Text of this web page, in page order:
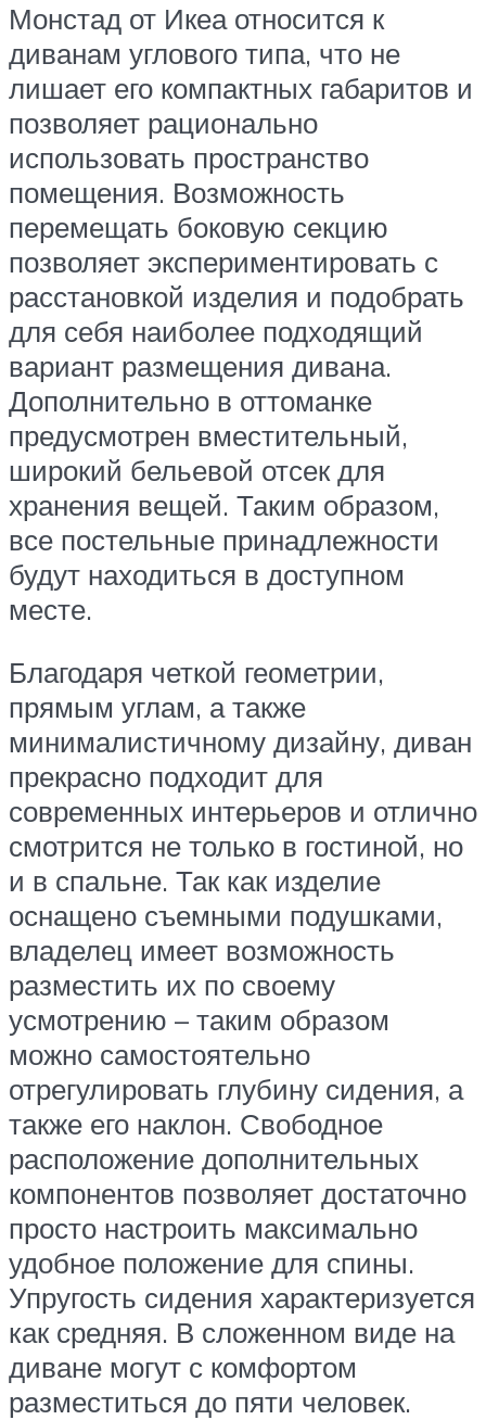
Монстад от Икеа относится к
диванам углового типа, что не
лишает его компактных габаритов и
позволяет рационально
использовать пространство
помещения. Возможность
перемещать боковую секцию
позволяет экспериментировать с
расстановкой изделия и подобрать
для себя наиболее подходящий
вариант размещения дивана.
Дополнительно в оттоманке
предусмотрен вместительный,
широкий бельевой отсек для
хранения вещей. Таким образом,
все постельные принадлежности
будут находиться в доступном
месте.
Благодаря четкой геометрии,
прямым углам, а также
минималистичному дизайну, диван
прекрасно подходит для
современных интерьеров и отлично
смотрится не только в гостиной, но
и в спальне. Так как изделие
оснащено съемными подушками,
владелец имеет возможность
разместить их по своему
усмотрению – таким образом
можно самостоятельно
отрегулировать глубину сидения, а
также его наклон. Свободное
расположение дополнительных
компонентов позволяет достаточно
просто настроить максимально
удобное положение для спины.
Упругость сидения характеризуется
как средняя. В сложенном виде на
диване могут с комфортом
разместиться до пяти человек.